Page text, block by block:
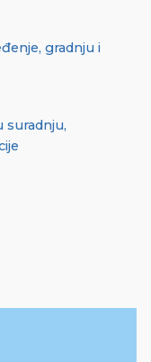
gradnju i
suradnju,